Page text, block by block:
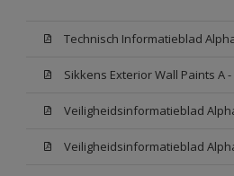
Technisch Informatieblad